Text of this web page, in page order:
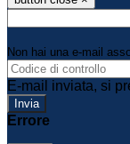
Non hai una e-mail
E-mail inviata, si
Errore